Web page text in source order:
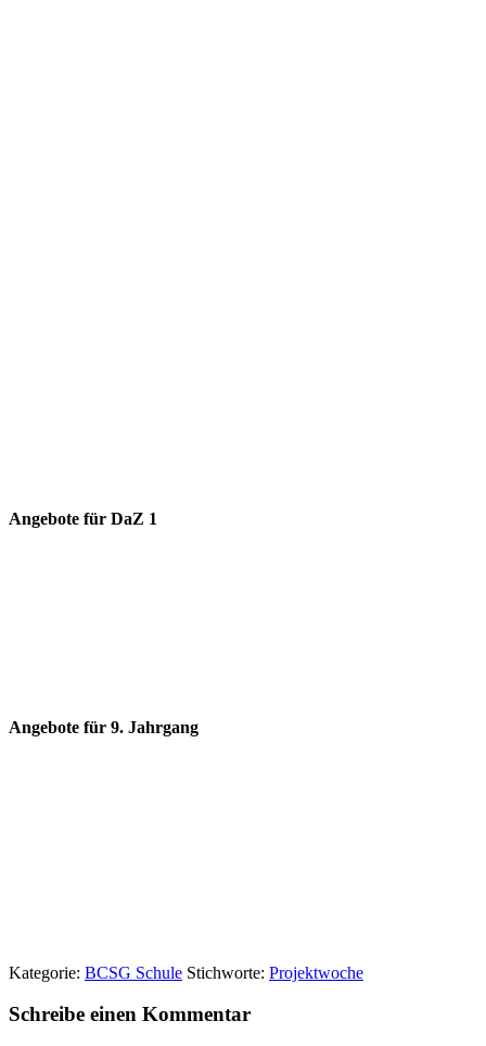
Angebote für DaZ 1
Angebote für 9. Jahrgang
Kategorie: BCSG Schule Stichworte: Projektwoche
Schreibe einen Kommentar